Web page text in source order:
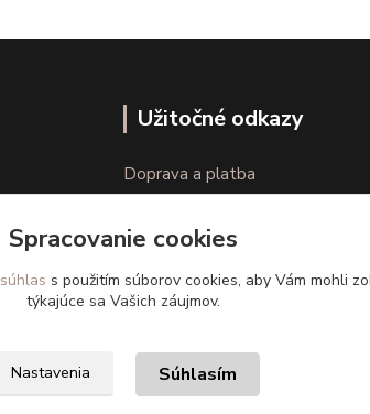
Užitočné odkazy
Doprava a platba
Spracovanie cookies
súhlas s použitím súborov cookies, aby Vám mohli
týkajúce sa Vašich záujmov.
Nastavenia Súhlasím